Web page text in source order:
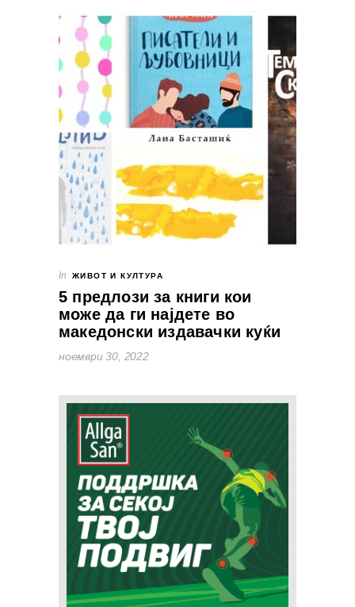
In ЖИВОТ И КУЛТУРА
5 предлози за книги кои
може да ги најдете во
македонски издавачки куќи
ноември 30, 2022